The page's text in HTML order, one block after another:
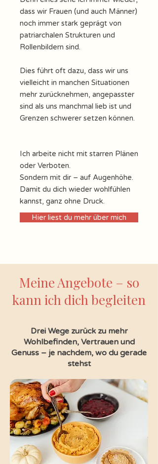
dass wir Frauen (und auch Männer)
noch immer stark geprägt von
patriarchalen Strukturen und
Rollenbildern sind.
Dies führt oft dazu, dass wir uns
vielleicht in manchen Situationen
mehr zurücknehmen, angepasster
sind als uns manchmal lieb ist und
Grenzen schwerer setzen können.
Ich arbeite nicht mit starren Plänen
oder Verboten.
Sondern mit dir – auf Augenhöhe.
Damit du dich wieder wohlfühlen
kannst, ganz ohne Druck.
Hier liest du mehr über mich
Meine Angebote – so
kann ich dich begleiten
Drei Wege zurück zu mehr
Wohlbefinden, Vertrauen und
Genuss – je nachdem, wo du gerade
stehst